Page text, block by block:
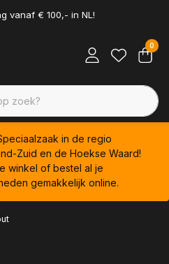
vanaf € 100,- in NL!
0
in de regio
Zuid en de Hoekse Waard!
winkel of bestel al je
gemakkelijk online.